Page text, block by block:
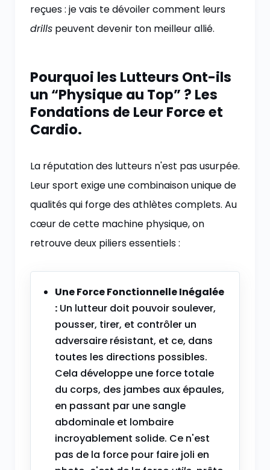
reçues : je vais te dévoiler comment leurs
drills peuvent devenir ton meilleur allié.
Pourquoi les Lutteurs Ont-ils
un “Physique au Top” ? Les
Fondations de Leur Force et
Cardio.
La réputation des lutteurs n'est pas usurpée.
Leur sport exige une combinaison unique de
qualités qui forge des athlètes complets. Au
cœur de cette machine physique, on
retrouve deux piliers essentiels :
Une Force Fonctionnelle Inégalée
: Un lutteur doit pouvoir soulever,
pousser, tirer, et contrôler un
adversaire résistant, et ce, dans
toutes les directions possibles.
Cela développe une force totale
du corps, des jambes aux épaules,
en passant par une sangle
abdominale et lombaire
incroyablement solide. Ce n'est
pas de la force pour faire joli en